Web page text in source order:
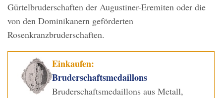
Gürtelbruderschaften der Augustiner-Eremiten oder die
von den Dominikanern geförderten
Rosenkranzbruderschaften.
Einkaufen:
Bruderschaftsmedaillons
Bruderschaftsmedaillons aus Metall,